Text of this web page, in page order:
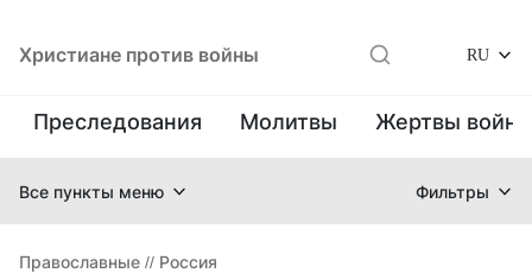
Христиане против войны RU
Преследования Молитвы Жертвы
Все пункты меню Фильтры
Православные // Россия